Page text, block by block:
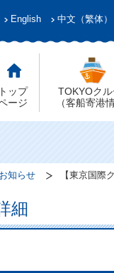
English 中文（繁体）
トップ
ージ
TOKYOク
（客船寄港
お知らせ 【東京国際
細